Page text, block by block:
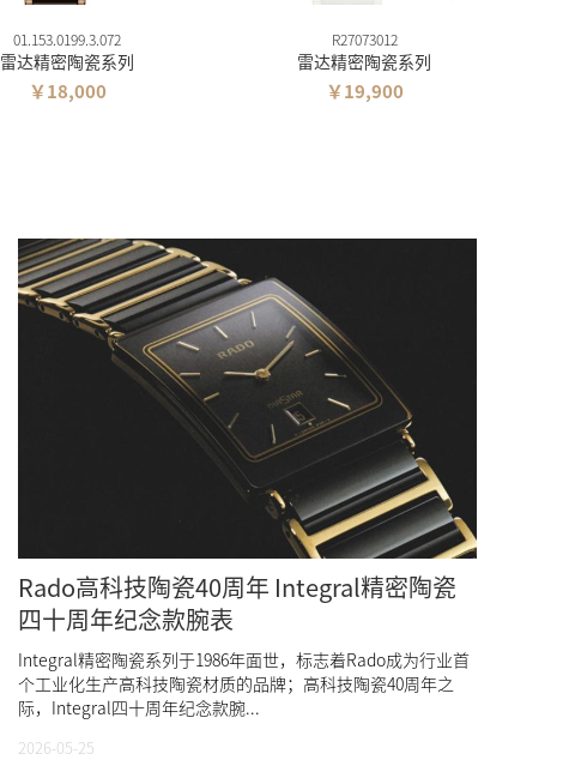
01.153.0199.3.072
雷达精密陶瓷系列
￥18,000
R27073012
雷达精密陶瓷系列
￥19,900
Rado高科技陶瓷40周年 Integral精密陶瓷
四十周年纪念款腕表
Integral精密陶瓷系列于1986年面世，标志着Rado成为行业首
个工业化生产高科技陶瓷材质的品牌；高科技陶瓷40周年之
际，Integral四十周年纪念款腕...
2026-05-25